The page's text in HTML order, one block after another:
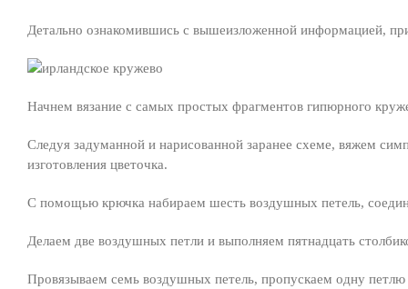
Детально ознакомившись с вышеизложенной информацией,
Начнем вязание с самых простых фрагментов гипюрного
Следуя задуманной и нарисованной заранее схеме, вяжем
изготовления цветочка.
С помощью крючка набираем шесть воздушных петель,
Делаем две воздушных петли и выполняем пятнадцать
Провязываем семь воздушных петель, пропускаем одну